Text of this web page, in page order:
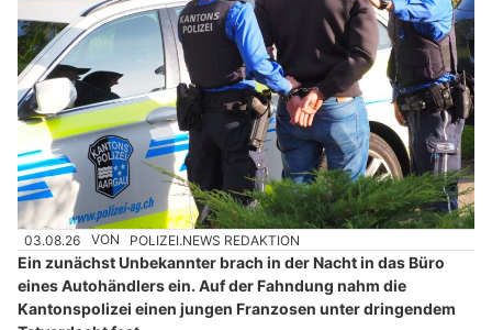
03.08.26 VON POLIZEI.NEWS REDAKTION
Ein zunächst Unbekannter brach in der Nacht in das Büro
eines Autohändlers ein. Auf der Fahndung nahm die
Kantonspolizei einen jungen Franzosen unter dringendem